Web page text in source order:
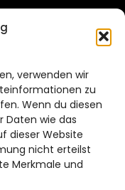
verwenden wir
zu
Wenn du diesen
Daten wie das
dieser Website
nicht erteilst
Merkmale und